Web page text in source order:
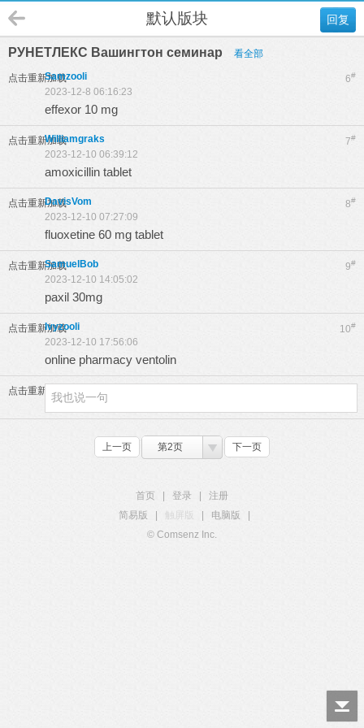
回复
默认版块
РУНЕТЛЕКС Вашингтон семинар 看全部
点击重新加载 6#
Samzooli
2023-12-8 06:16:23
effexor 10 mg
点击重新加载 7#
Williamgraks
2023-12-10 06:39:12
amoxicillin tablet
点击重新加载 8#
DavisVom
2023-12-10 07:27:09
fluoxetine 60 mg tablet
点击重新加载 9#
SamuelBob
2023-12-10 14:05:02
paxil 30mg
点击重新加载 10#
Ivyzooli
2023-12-10 17:56:06
online pharmacy ventolin
点击重新加载
上一页 第2页 下一页
首页 登录
注册
简易版
触屏版 电脑版
© Comsenz Inc.